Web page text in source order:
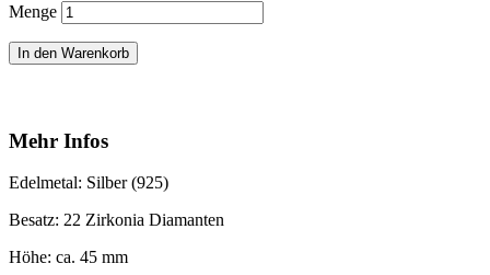
Menge
In den Warenkorb
Mehr Infos
Edelmetal: Silber (925)
Besatz: 22 Zirkonia Diamanten
Höhe: ca. 45 mm